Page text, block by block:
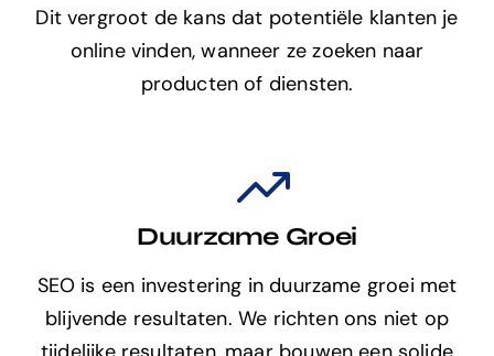
Dit vergroot de kans dat potentiële klanten je
online vinden, wanneer ze zoeken naar
producten of diensten.
Duurzame Groei
SEO is een investering in duurzame groei met
blijvende resultaten. We richten ons niet op